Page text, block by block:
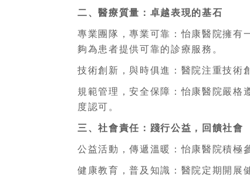
二、醫療質量：卓越表現的基石
專業團隊，專業可靠：怡康醫院擁有
夠為患者提供可靠的診療服務。
技術創新，與時俱進：醫院注重技術
規範管理，安全保障：怡康醫院嚴格
度認可。
三、社會責任：踐行公益，回饋社會
公益活動，傳遞溫暖：怡康醫院積極
健康教育，普及知識：醫院定期開展